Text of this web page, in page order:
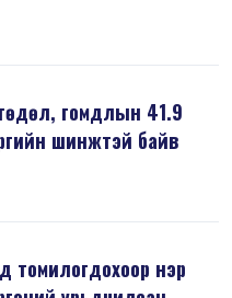
гомдлын 41.9
шинжтэй байв
томилогдохоор нэр